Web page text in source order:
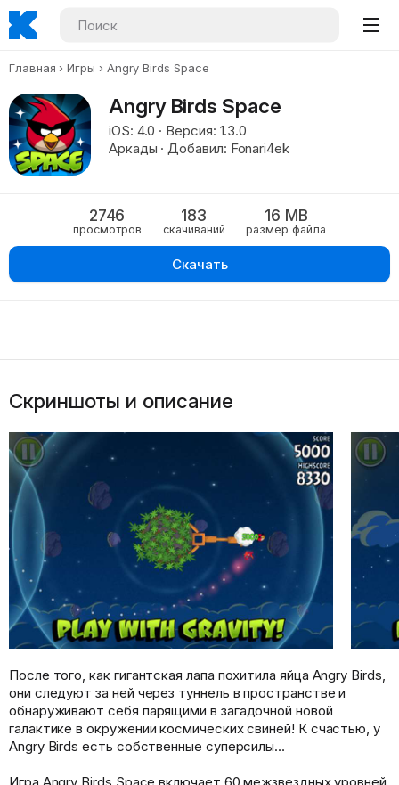
Главная Игры Angry Birds Space
Angry Birds Space
iOS: 4.0 · Версия: 1.3.0
Аркады · Добавил: Fonari4ek
2746
просмотров
183
скачиваний
16 MB
размер файла
Скачать
Скриншоты и описание
После того, как гигантская лапа похитила яйца Angry Birds,
они следуют за ней через туннель в пространстве и
обнаруживают себя парящими в загадочной новой
галактике в окружении космических свиней! К счастью, у
Angry Birds есть собственные суперсилы…
Игра Angry Birds Space включает 60 межзвездных уровней